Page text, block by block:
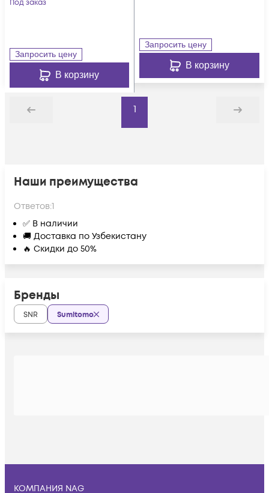
Под заказ
Запросить цену
В корзину
Запросить цену
В корзину
Назад
1
Дальше
Наши преимущества
Ответов:1
✅ В наличии
🚚 Доставка по Узбекистану
🔥 Скидки до 50%
Бренды
SNR Sumitomo
КОМПАНИЯ NAG